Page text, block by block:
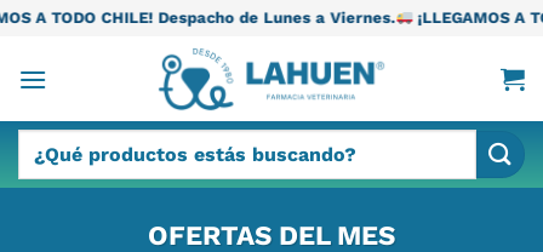
Saltar
contenido
Despacho de Lunes a Viernes. ¡LLEGAMOS A TODO CHILE!
por:
OFERTAS DEL MES